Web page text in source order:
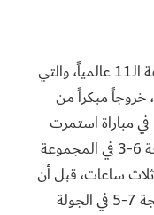
كما سجلت فيرونيكا كودرميتوفا، المصنفة الـ11 عالمياً، والتي
خروجاً مبكراً من
في مباراة استمرت
لثلاث مجموعات. كما فازت كالينينا بنتيجة 6-3 في المجموعة
ساعات، قبل أن
تنجح منافستها كودرميتوفا في الفوز بنتيجة 7-5 في الجولة